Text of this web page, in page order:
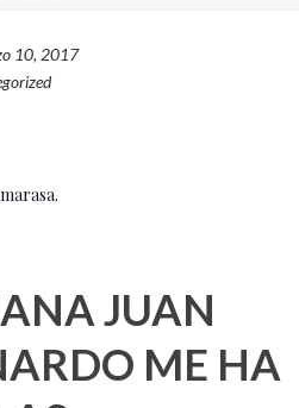
10, 2017
JUAN
ME HA